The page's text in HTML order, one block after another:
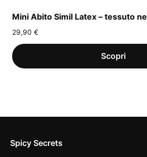
Mini Abito Simil Latex – tessuto
29,90 €
Spicy Secrets